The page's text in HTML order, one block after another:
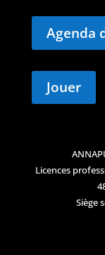
Agenda
Jouer
Licences
Siège